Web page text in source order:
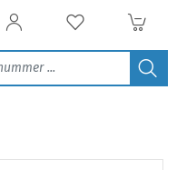
Filtern & Sortieren